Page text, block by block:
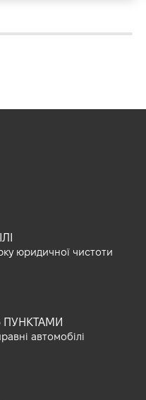
юридичної чистоти
ПУНКТАМИ
автомобілі